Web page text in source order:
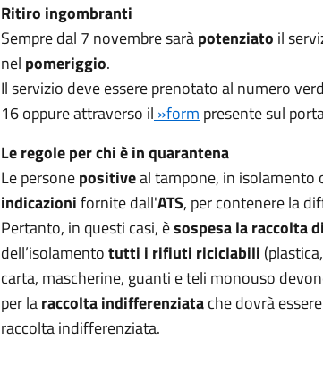
Ritiro ingombranti
Sempre dal 7 novembre saràpotenziato il
nel pomeriggio.
Il servizio deve essere prenotato al numero
16 oppure attraverso il »form presente sul
Le regole per chi è in quarantena
Le personepositiveal tampone, in isolamento
indicazionifornite dall'ATS, per contenere la
Pertanto, in questi casi, èsospesa la raccolta
dell’isolamentotutti i rifiuti riciclabili
carta, mascherine, guanti e teli monouso
per laraccolta indifferenziatache dovrà
raccolta indifferenziata.